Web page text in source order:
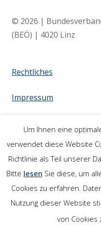
© 2026 |
(BEÖ) | 4020 Linz
Rechtliches
Impressum
Um Ihnen eine
verwendet diese Website
Richtlinie als Teil unserer
Bitte lesen Sie diese, um
Cookies zu erfahren.
Nutzung dieser Website
von Cookies